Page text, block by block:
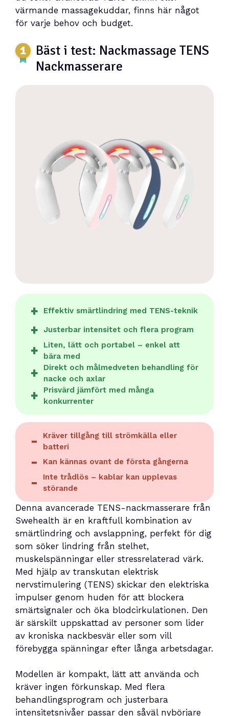
värmande massagekuddar, finns här något
för varje behov och budget.
Bäst i test: Nackmassage TENS
Nackmasserare
Effektiv smärtlindring med TENS-teknik
Justerbar intensitet och flera program
Liten, lätt och portabel – enkel att
bära med
Direkt och målmedveten behandling för
nacke och axlar
Prisvärd jämfört med många
konkurrenter
Kräver tillgång till strömkälla eller
batteri
Kan kännas ovant de första gångerna
Inte trådlös – kablar kan upplevas
störande
Denna avancerade TENS-nackmasserare från
Swehealth är en kraftfull kombination av
smärtlindring och avslappning, perfekt för dig
som söker lindring från stelhet,
muskelspänningar eller stressrelaterad värk.
Med hjälp av transkutan elektrisk
nervstimulering (TENS) skickar den elektriska
impulser genom huden för att blockera
smärtsignaler och öka blodcirkulationen. Den
är särskilt uppskattad av personer som lider
av kroniska nackbesvär eller som vill
förebygga spänningar efter långa arbetsdagar.
Modellen är kompakt, lätt att använda och
kräver ingen förkunskap. Med flera
behandlingsprogram och justerbara
intensitetsnivåer passar den såväl nybörjare